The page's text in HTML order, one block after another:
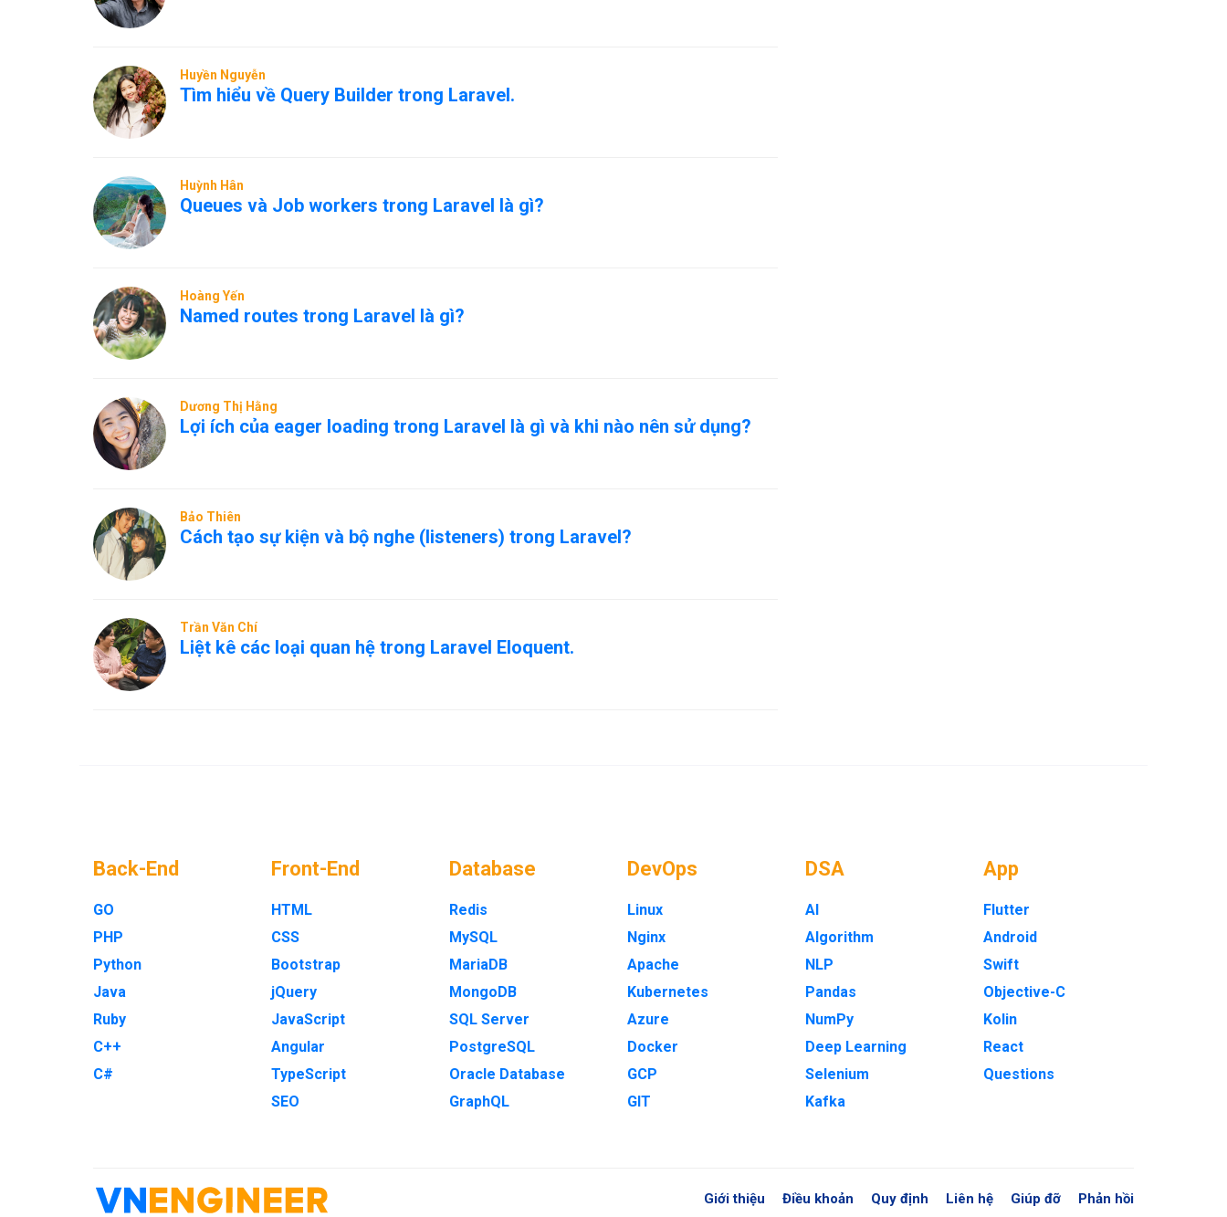
Huyền Nguyễn
Tìm hiểu về Query Builder trong Laravel.
Huỳnh Hân
Queues và Job workers trong Laravel là gì?
Hoàng Yến
Named routes trong Laravel là gì?
Dương Thị Hằng
Lợi ích của eager loading trong Laravel là gì và khi nào nên sử dụng?
Bảo Thiên
Cách tạo sự kiện và bộ nghe (listeners) trong Laravel?
Trần Văn Chí
Liệt kê các loại quan hệ trong Laravel Eloquent.
Back-End
GO
PHP
Python
Java
Ruby
C++
C#
Front-End
HTML
CSS
Bootstrap
jQuery
JavaScript
Angular
TypeScript
SEO
Database
Redis
MySQL
MariaDB
MongoDB
SQL Server
PostgreSQL
Oracle Database
GraphQL
DevOps
Linux
Nginx
Apache
Kubernetes
Azure
Docker
GCP
GIT
DSA
AI
Algorithm
NLP
Pandas
NumPy
Deep Learning
Selenium
Kafka
App
Flutter
Android
Swift
Objective-C
Kolin
React
Questions
Giới thiệu Điều khoản Quy định Liên hệ Giúp đỡ Phản hồi